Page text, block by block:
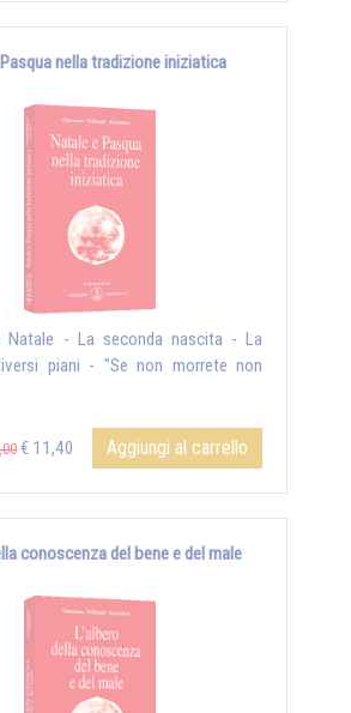
nella tradizione iniziatica
- La seconda nascita - La
piani - "Se non morrete non
€ 11,40 Aggiungi al carrello
conoscenza del bene e del male